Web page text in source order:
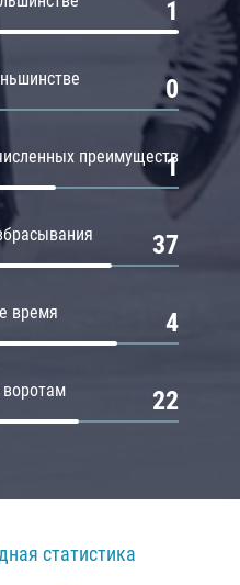
1
0
преимуществ
1
37
время 4
22
статистика